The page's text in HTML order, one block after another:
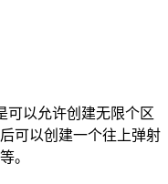
可以允许创建无限个区
可以创建一个往上弹射
。